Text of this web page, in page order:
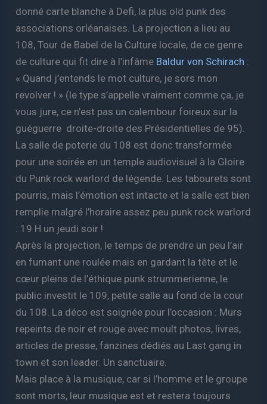
donné carte blanche à Defi, la plus old punk des
associations orléanaises. La projection a lieu au
108, Tour de Babel de la Culture locale, de ce genre
de culture qui fit dire à l’infâme Baldur von Schirach :
« Quand j’entends le mot culture, je sors mon
revolver ! » (le type s’appelle vraiment comme ça, je
vous jure, ce n’est pas un calembour foireux sur la
guéguerre droite-droite des Présidentielles de 95).
La salle de poterie du 108 est donc transformée
pour une soirée en un temple audiovisuel à la Gloire
du Punk rock warlord de légende. Les tabourets sont
pourris, mais l’émotion est intacte et la salle est bien
remplie malgré l’horaire assez peu punk rock warlord
: 19 H un jeudi soir !
Après la projection, le temps de prendre un peu l’air
en fumant une roulée mais en gardant la tête et le
cœur pleins de l’éthique punk strummerienne, le
public investit le 109, petite salle au fond de la cour
du 108. La déco est soignée pour l’occasion : Murs
repeints de noir et rouge avec moult photos, livres,
articles de presse, fanzines dédiés au Last gang in
town et son leader. Un sanctuaire.
Mais place à la musique, car si l’homme et le groupe
sont morts, leur musique est et restera toujours